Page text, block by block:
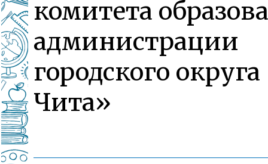
комитета
администрации
городского
Чита»